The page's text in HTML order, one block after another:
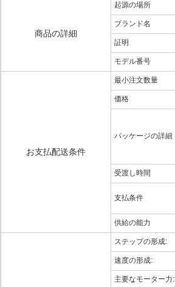
商品の詳細
起源の場所
ブランド名
証明
モデル番号
お支払配送条件
最小注文数量
価格
パッケージの詳細
受渡し時間
支払条件
供給の能力
ステップの形成:
速度の形成:
主要なモーター力: